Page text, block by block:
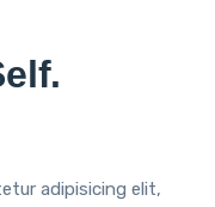
adipisicing elit,